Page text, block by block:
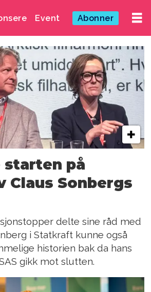
Event Abonner
starten på
Claus Sonbergs
delte sine råd med
i Statkraft kunne også
historien bak da hans
gikk mot slutten.